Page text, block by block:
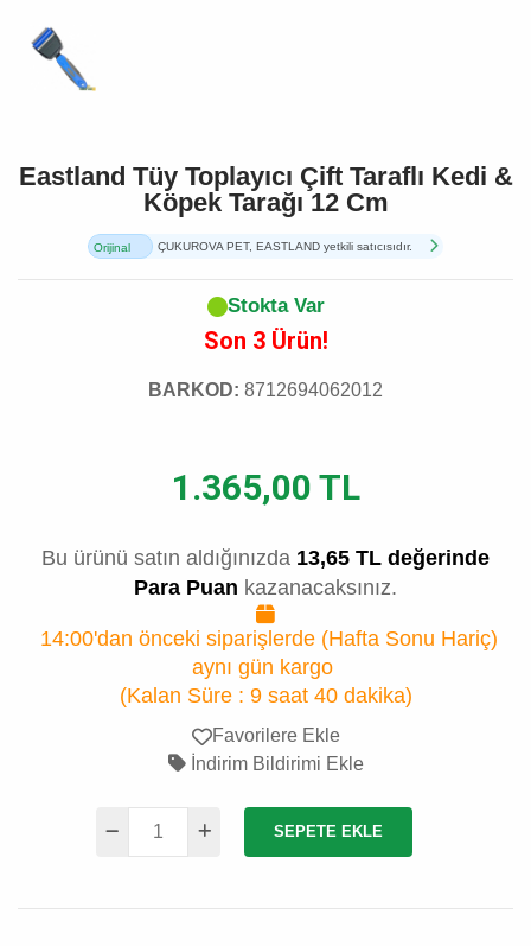
Eastland Tüy Toplayıcı Çift Taraflı Kedi &
Köpek Tarağı 12 Cm
Orijinal
ÇUKUROVA PET, EASTLAND yetkili satıcısıdır.
Stokta Var
Son 3 Ürün!
BARKOD: 8712694062012
1.365,00 TL
Bu ürünü satın aldığınızda 13,65 TL değerinde
Para Puan kazanacaksınız.
14:00'dan önceki siparişlerde (Hafta Sonu Hariç)
aynı gün kargo
(Kalan Süre : 9 saat 40 dakika)
Favorilere Ekle
İndirim Bildirimi Ekle
SEPETE EKLE